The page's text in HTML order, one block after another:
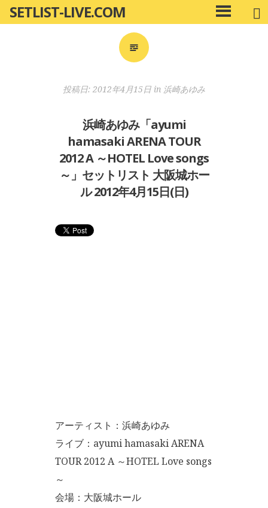
ン
SETLIST-LIVE.COM
メ
イ
投稿日: 2012年4月15日 in 浜崎あゆみ
浜崎あゆみ「ayumi
hamasaki ARENA TOUR
2012 A ～HOTEL Love songs
～」セットリスト 大阪城ホー
ル 2012年4月15日(日)
アーティスト：浜崎あゆみ
ライブ：ayumi hamasaki ARENA
TOUR 2012 A ～HOTEL Love songs
～
会場：大阪城ホール